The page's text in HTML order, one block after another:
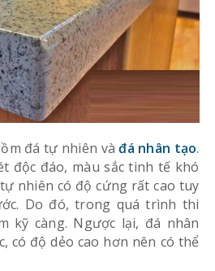
đá tự nhiên vàđá nhân tạo.
độc đáo, màu sắc tinh tế khó
nhiên có độ cứng rất cao tuy
Do đó, trong quá trình thi
kỹ càng. Ngược lại, đá nhân
có độ dẻo cao hơn nên có thể